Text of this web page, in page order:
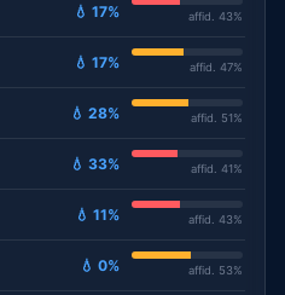
💧 17% affid. 43%
💧 17% affid. 47%
💧 28% affid. 51%
💧 33% affid. 41%
💧 11% affid. 43%
💧 0% affid. 53%